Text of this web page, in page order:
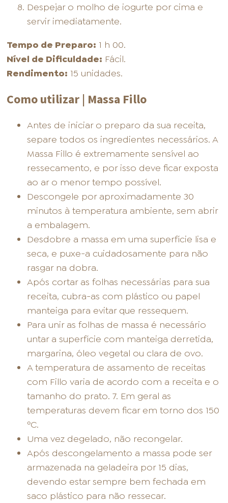
Despejar o molho de iogurte por cima e
servir imediatamente.
Tempo de Preparo: 1 h 00.
Nível de Dificuldade: Fácil.
Rendimento: 15 unidades.
Como utilizar | Massa Fillo
Antes de iniciar o preparo da sua receita,
separe todos os ingredientes necessários. A
Massa Fillo é extremamente sensível ao
ressecamento, e por isso deve ficar exposta
ao ar o menor tempo possível.
Descongele por aproximadamente 30
minutos à temperatura ambiente, sem abrir
a embalagem.
Desdobre a massa em uma superfície lisa e
seca, e puxe-a cuidadosamente para não
rasgar na dobra.
Após cortar as folhas necessárias para sua
receita, cubra-as com plástico ou papel
manteiga para evitar que ressequem.
Para unir as folhas de massa é necessário
untar a superfície com manteiga derretida,
margarina, óleo vegetal ou clara de ovo.
A temperatura de assamento de receitas
com Fillo varia de acordo com a receita e o
tamanho do prato. 7. Em geral as
temperaturas devem ficar em torno dos 150
ºC.
Uma vez degelado, não recongelar.
Após descongelamento a massa pode ser
armazenada na geladeira por 15 dias,
devendo estar sempre bem fechada em
saco plástico para não ressecar.